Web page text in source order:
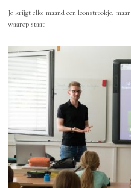
Je krijgt elke maand een loonstrookje,
waarop staat